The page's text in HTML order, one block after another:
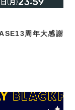
周年大感謝